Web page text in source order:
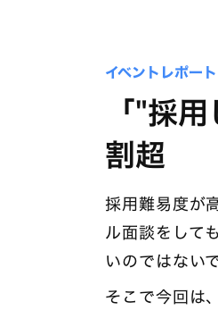
イベントレポート
「"採
割超
採用難易度が
ル面談をして
いのではない
そこで今回は